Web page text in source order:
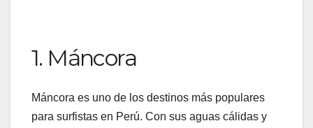
1. Máncora
Máncora es uno de los destinos más populares
para surfistas en Perú. Con sus aguas cálidas y